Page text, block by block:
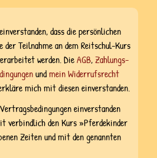
dass die persönlichen
der Teilnahme an dem Reitschul-Kurs
werden. DieAGB,Zahlungs-
undmein Widerrufsrecht
mich mit diesen einverstanden.
einverstanden
verbindlich den Kurs »Pferdekinder
Zeiten und mit den genannten